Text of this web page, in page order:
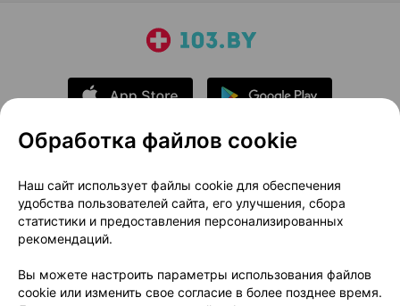
О проекте
Новости проекта
Размещение рекламы
Медицинский маркетинг
Публичный договор
Доставка
Способы оплаты
Вакансии
Партнеры
Обработка файлов cookie
Наш сайт использует файлы cookie для обеспечения
удобства пользователей сайта, его улучшения, сбора
статистики и предоставления персонализированных
рекомендаций.
Вы можете настроить параметры использования файлов
cookie или изменить свое согласие в более позднее время.